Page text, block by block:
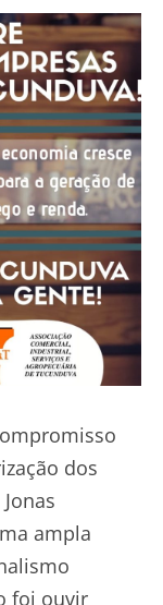
dos
ampla
foi ouvir